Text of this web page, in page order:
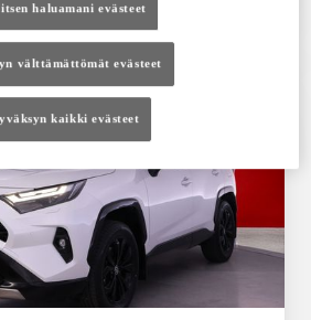
haluamani evästeet
välttämättömät evästeet
kaikki evästeet